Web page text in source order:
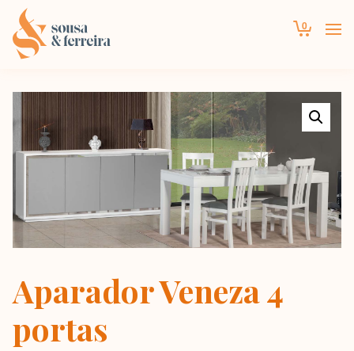
0
Aparador Veneza 4
portas